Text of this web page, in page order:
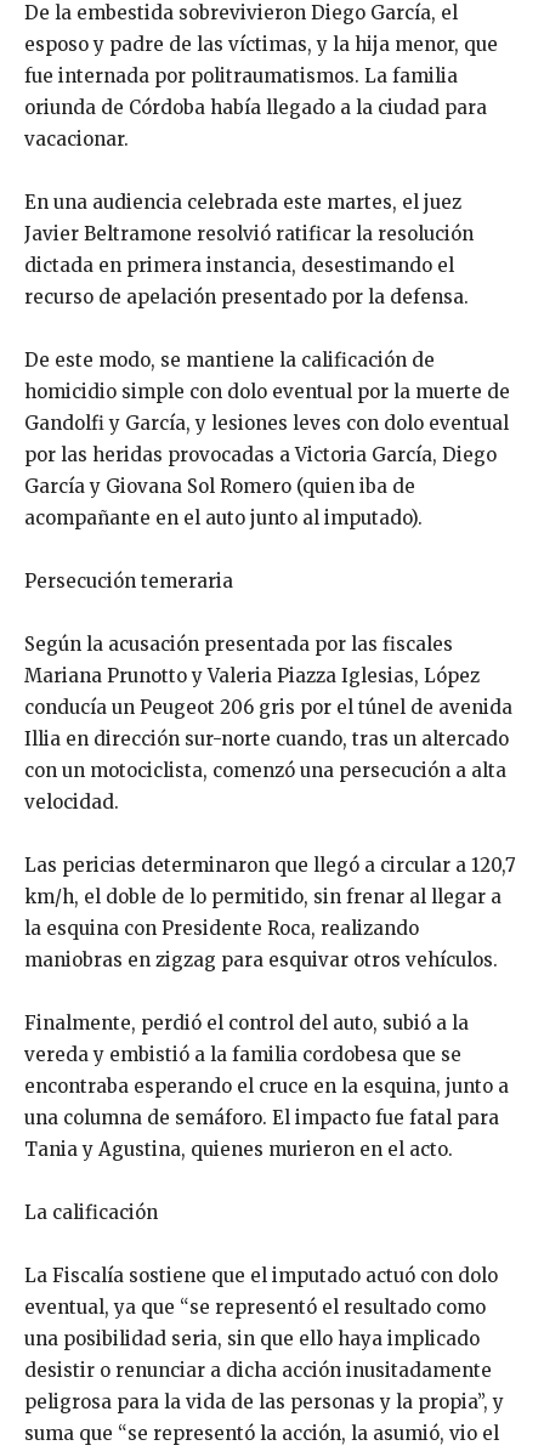
De la embestida sobrevivieron Diego García, el
esposo y padre de las víctimas, y la hija menor, que
fue internada por politraumatismos. La familia
oriunda de Córdoba había llegado a la ciudad para
vacacionar.
En una audiencia celebrada este martes, el juez
Javier Beltramone resolvió ratificar la resolución
dictada en primera instancia, desestimando el
recurso de apelación presentado por la defensa.
De este modo, se mantiene la calificación de
homicidio simple con dolo eventual por la muerte de
Gandolfi y García, y lesiones leves con dolo eventual
por las heridas provocadas a Victoria García, Diego
García y Giovana Sol Romero (quien iba de
acompañante en el auto junto al imputado).
Persecución temeraria
Según la acusación presentada por las fiscales
Mariana Prunotto y Valeria Piazza Iglesias, López
conducía un Peugeot 206 gris por el túnel de avenida
Illia en dirección sur-norte cuando, tras un altercado
con un motociclista, comenzó una persecución a alta
velocidad.
Las pericias determinaron que llegó a circular a 120,7
km/h, el doble de lo permitido, sin frenar al llegar a
la esquina con Presidente Roca, realizando
maniobras en zigzag para esquivar otros vehículos.
Finalmente, perdió el control del auto, subió a la
vereda y embistió a la familia cordobesa que se
encontraba esperando el cruce en la esquina, junto a
una columna de semáforo. El impacto fue fatal para
Tania y Agustina, quienes murieron en el acto.
La calificación
La Fiscalía sostiene que el imputado actuó con dolo
eventual, ya que “se representó el resultado como
una posibilidad seria, sin que ello haya implicado
desistir o renunciar a dicha acción inusitadamente
peligrosa para la vida de las personas y la propia”, y
suma que “se representó la acción, la asumió, vio el